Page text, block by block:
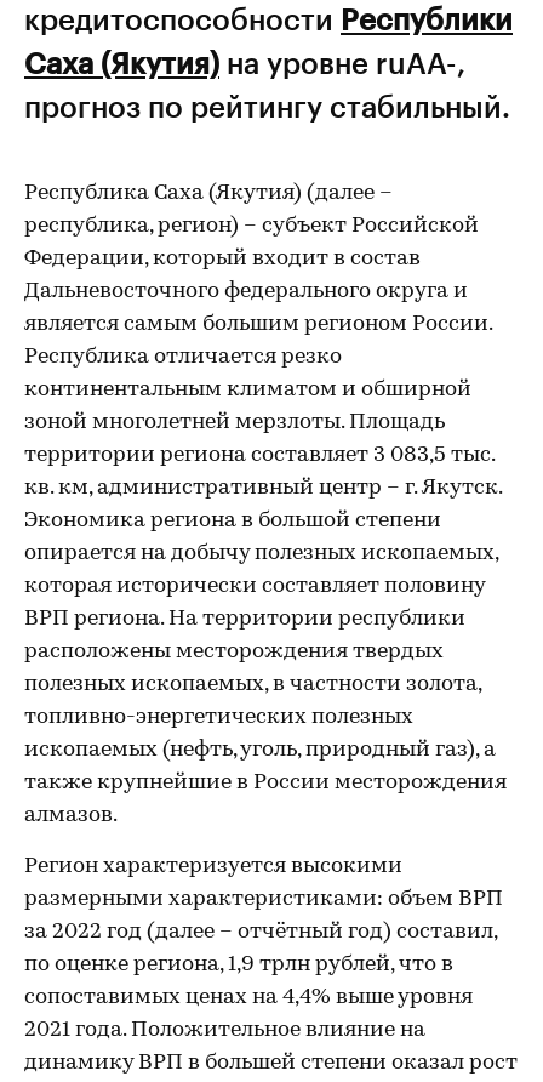
кредитоспособности Республики
Саха (Якутия) на уровне ruАА-,
прогноз по рейтингу стабильный.
Республика Саха (Якутия) (далее –
республика, регион) – субъект Российской
Федерации, который входит в состав
Дальневосточного федерального округа и
является самым большим регионом России.
Республика отличается резко
континентальным климатом и обширной
зоной многолетней мерзлоты. Площадь
территории региона составляет 3 083,5 тыс.
кв. км, административный центр – г. Якутск.
Экономика региона в большой степени
опирается на добычу полезных ископаемых,
которая исторически составляет половину
ВРП региона. На территории республики
расположены месторождения твердых
полезных ископаемых, в частности золота,
топливно-энергетических полезных
ископаемых (нефть, уголь, природный газ), а
также крупнейшие в России месторождения
алмазов.
Регион характеризуется высокими
размерными характеристиками: объем ВРП
за 2022 год (далее – отчётный год) составил,
по оценке региона, 1,9 трлн рублей, что в
сопоставимых ценах на 4,4% выше уровня
2021 года. Положительное влияние на
динамику ВРП в большей степени оказал рост